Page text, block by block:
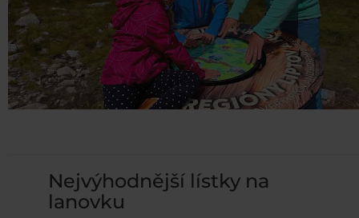
Nejvýhodnější lístky na
lanovku